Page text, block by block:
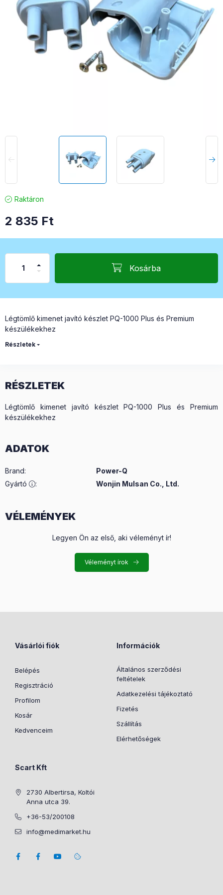
Raktáron
2 835 Ft
Kosárba
Légtömlő kimenet javító készlet PQ-1000 Plus és Premium
készülékekhez
Részletek
RÉSZLETEK
Légtömlő kimenet javító készlet PQ-1000 Plus és Premium
készülékekhez
ADATOK
Brand:
Power-Q
Gyártó
: Wonjin Mulsan Co., Ltd.
VÉLEMÉNYEK
Legyen Ön az első, aki véleményt ír!
Véleményt írok
Vásárlói fiók
Belépés
Regisztráció
Profilom
Kosár
Kedvenceim
Információk
Általános szerződési
feltételek
Adatkezelési tájékoztató
Fizetés
Szállítás
Elérhetőségek
Scart Kft
2730 Albertirsa, Koltói
Anna utca 39.
+36-53/200108
info@medimarket.hu